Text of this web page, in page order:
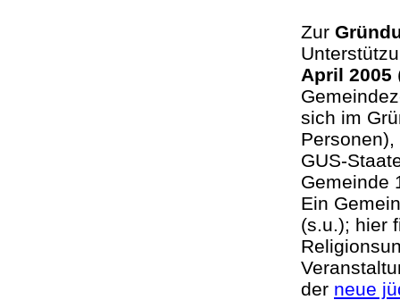
Zur
April 2005
sich im
GUS-
Gemeinde
Ein
(s.u.); hier
der neue